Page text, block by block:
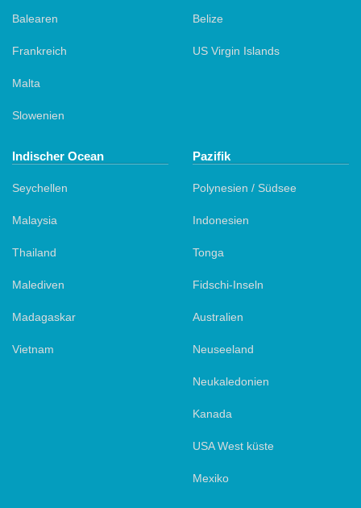
Balearen
Frankreich
Malta
Slowenien
Belize
US Virgin Islands
Indischer Ocean
Seychellen
Malaysia
Thailand
Malediven
Madagaskar
Vietnam
Pazifik
Polynesien / Südsee
Indonesien
Tonga
Fidschi-Inseln
Australien
Neuseeland
Neukaledonien
Kanada
USA West küste
Mexiko